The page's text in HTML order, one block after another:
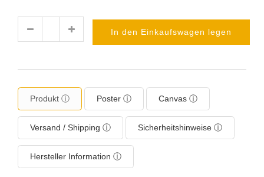
In den Einkaufswagen legen
Produkt ⓘ Poster ⓘ Canvas ⓘ
Versand / Shipping ⓘ Sicherheitshinweise ⓘ
Hersteller Information ⓘ